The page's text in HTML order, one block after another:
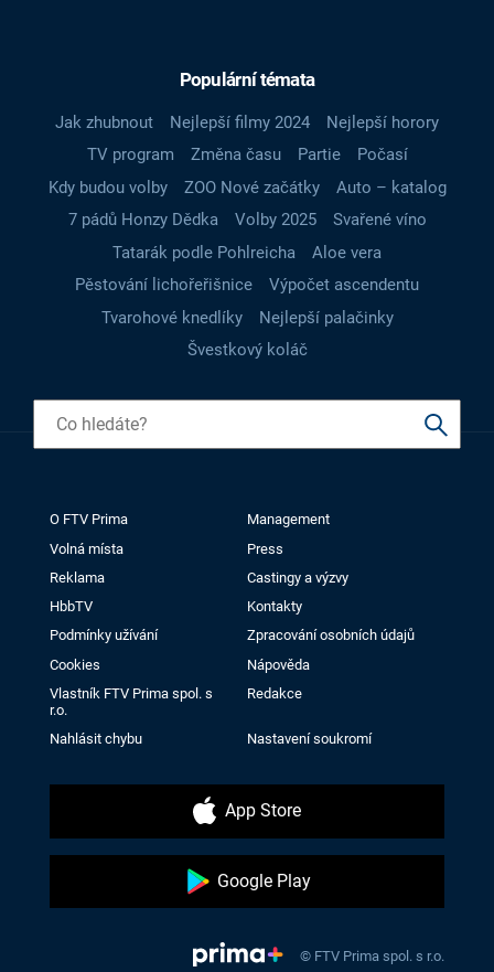
Populární témata
Jak zhubnout Nejlepší filmy 2024
Nejlepší horory
TV program
Změna času Partie
Počasí
Kdy budou volby
ZOO Nové začátky
Auto – katalog
7 pádů Honzy Dědka
Volby 2025
Svařené víno
Tatarák podle Pohlreicha
Aloe vera
Pěstování lichořeřišnice
Výpočet ascendentu
Tvarohové knedlíky
Nejlepší palačinky
Švestkový koláč
O FTV Prima
Management
Volná místa
Press
Reklama
Castingy a výzvy
HbbTV
Kontakty
Podmínky užívání
Zpracování osobních údajů
Cookies
Nápověda
Vlastník FTV Prima spol. s
r.o.
Redakce
Nahlásit chybu Nastavení soukromí
App Store
Google Play
© FTV Prima spol. s r.o.